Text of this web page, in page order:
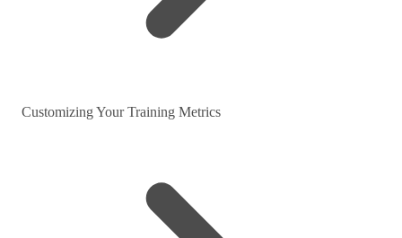
Customizing Your Training Metrics